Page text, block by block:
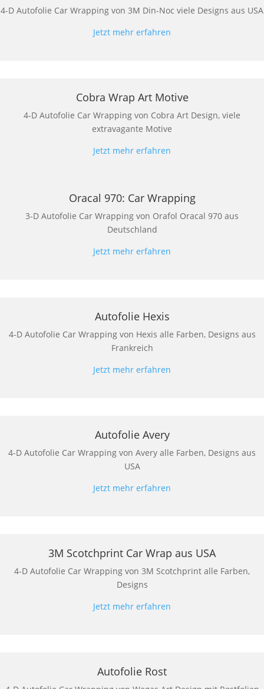
4-D Autofolie Car Wrapping von 3M Din-Noc viele Designs aus USA
Jetzt mehr erfahren
Cobra Wrap Art Motive
4-D Autofolie Car Wrapping von Cobra Art Design, viele
extravagante Motive
Jetzt mehr erfahren
Oracal 970: Car Wrapping
3-D Autofolie Car Wrapping von Orafol Oracal 970 aus
Deutschland
Jetzt mehr erfahren
Autofolie Hexis
4-D Autofolie Car Wrapping von Hexis alle Farben, Designs aus
Frankreich
Jetzt mehr erfahren
Autofolie Avery
4-D Autofolie Car Wrapping von Avery alle Farben, Designs aus
USA
Jetzt mehr erfahren
3M Scotchprint Car Wrap aus USA
4-D Autofolie Car Wrapping von 3M Scotchprint alle Farben,
Designs
Jetzt mehr erfahren
Autofolie Rost